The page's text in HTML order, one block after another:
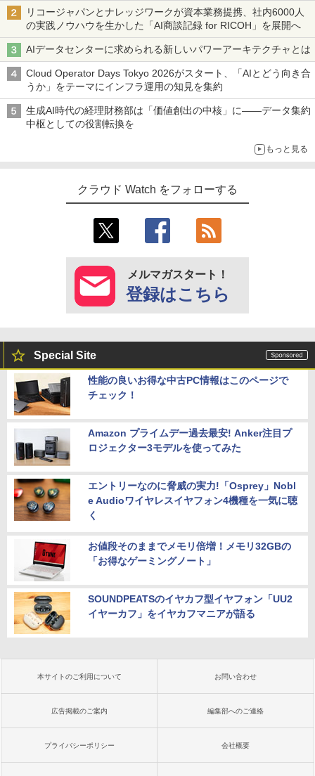
リコージャパンとナレッジワークが資本業務提携、社内6000人
の実践ノウハウを生かした「AI商談記録 for RICOH」を展開へ
AIデータセンターに求められる新しいパワーアーキテクチャとは
Cloud Operator Days Tokyo 2026がスタート、「AIとどう向き合
うか」をテーマにインフラ運用の知見を集約
生成AI時代の経理財務部は「価値創出の中核」に――データ集約
中枢としての役割転換を
もっと見る
クラウド Watch をフォローする
メルマガスタート！
登録はこちら
Special Site
性能の良いお得な中古PC情報はこのページで
チェック！
Amazon プライムデー過去最安! Anker注目プ
ロジェクター3モデルを使ってみた
エントリーなのに脅威の実力!「Osprey」Nobl
e Audioワイヤレスイヤフォン4機種を一気に聴
く
お値段そのままでメモリ倍増！メモリ32GBの
「お得なゲーミングノート」
SOUNDPEATSのイヤカフ型イヤフォン「UU2
イヤーカフ」をイヤカフマニアが語る
本サイトのご利用について お問い合わせ
広告掲載のご案内 編集部へのご連絡
プライバシーポリシー 会社概要